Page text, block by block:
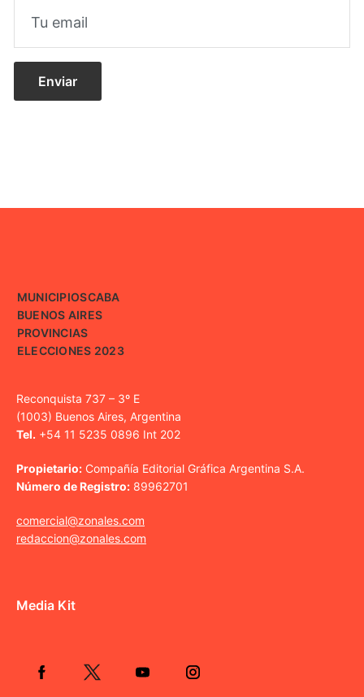
MUNICIPIOSCABA
BUENOS AIRES
PROVINCIAS
ELECCIONES 2023
Reconquista 737 – 3º E
(1003) Buenos Aires, Argentina
Tel. +54 11 5235 0896 Int 202
Propietario: Compañía Editorial Gráfica Argentina S.A.
Número de Registro: 89962701
comercial@zonales.com
redaccion@zonales.com
Media Kit